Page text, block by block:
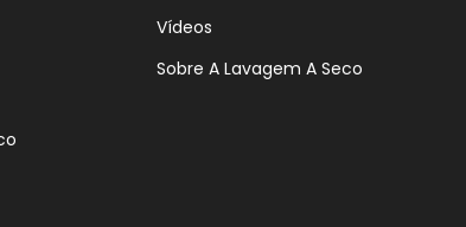
Vídeos
Sobre A Lavagem A Seco